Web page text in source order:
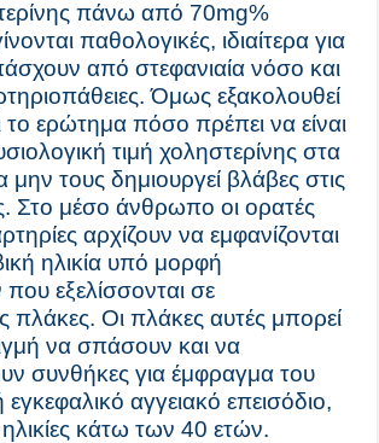
πάνω από 70mg%
παθολογικές, ιδιαίτερα για
από στεφανιαία νόσο και
Όμως εξακολουθεί
ερώτημα πόσο πρέπει να είναι
τιμή χοληστερίνης στα
μην τους δημιουργεί βλάβες στις
Στο μέσο άνθρωπο οι ορατές
αρχίζουν να εμφανίζονται
ηλικία υπό μορφή
εξελίσσονται σε
πλάκες. Οι πλάκες αυτές μπορεί
να σπάσουν και να
συνθήκες για έμφραγμα του
αγγειακό επεισόδιο,
κάτω των 40 ετών.